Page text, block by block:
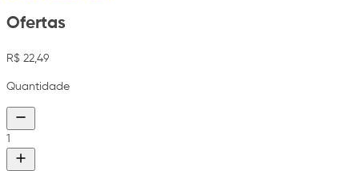
Ofertas
R$ 22,49
Quantidade
1